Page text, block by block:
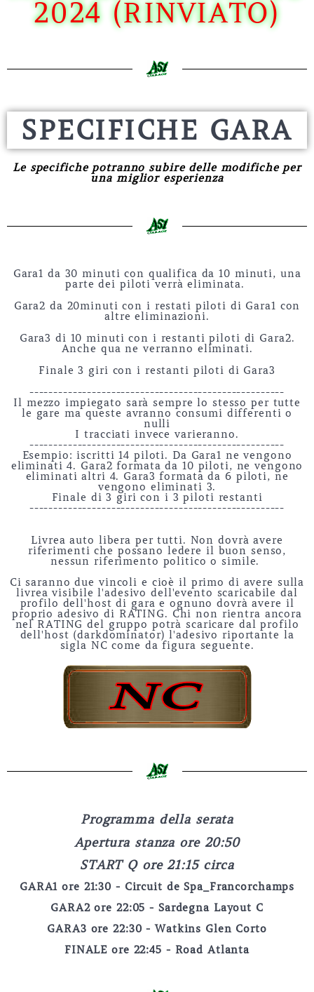
2024 (RINVIATO)
SPECIFICHE GARA
Le specifiche potranno subire delle modifiche per
una miglior esperienza
Gara1 da 30 minuti con qualifica da 10 minuti, una
parte dei piloti verrà eliminata.
Gara2 da 20minuti con i restati piloti di Gara1 con
altre eliminazioni.
Gara3 di 10 minuti con i restanti piloti di Gara2.
Anche qua ne verranno eliminati.
Finale 3 giri con i restanti piloti di Gara3
-----------------------------------------------------
Il mezzo impiegato sarà sempre lo stesso per tutte
le gare ma queste avranno consumi differenti o
nulli
I tracciati invece varieranno.
-----------------------------------------------------
Esempio: iscritti 14 piloti. Da Gara1 ne vengono
eliminati 4. Gara2 formata da 10 piloti, ne vengono
eliminati altri 4. Gara3 formata da 6 piloti, ne
vengono eliminati 3.
Finale di 3 giri con i 3 piloti restanti
-----------------------------------------------------
Livrea auto libera per tutti. Non dovrà avere
riferimenti che possano ledere il buon senso,
nessun riferimento politico o simile.
Ci saranno due vincoli e cioè il primo di avere sulla
livrea visibile l'adesivo dell'evento scaricabile dal
profilo dell'host di gara e ognuno dovrà avere il
proprio adesivo di RATING. Chi non rientra ancora
nel RATING del gruppo potrà scaricare dal profilo
dell'host (darkdominator) l'adesivo riportante la
sigla NC come da figura seguente.
Programma della serata
Apertura stanza ore 20:50
START Q ore 21:15 circa
GARA1 ore 21:30 - Circuit de Spa_Francorchamps
GARA2 ore 22:05 - Sardegna Layout C
GARA3 ore 22:30 - Watkins Glen Corto
FINALE ore 22:45 - Road Atlanta